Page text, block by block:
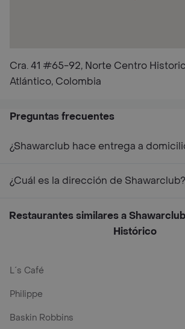
Cra. 41 #65-92, Norte Centro
Atlántico, Colombia
Preguntas frecuentes
¿Shawarclub hace entrega a
¿Cuál es la dirección de Shawarclub?
Restaurantes similares a
Histórico
L´s Café
Philippe
Baskin Robbins